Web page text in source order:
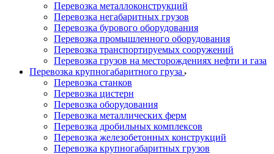
Перевозка металлоконструкций
Перевозка негабаритных грузов
Перевозка бурового оборудования
Перевозка промышленного оборудования
Перевозка транспортируемых сооружений
Перевозка грузов на месторождениях нефти и газа
Перевозка крупногабаритного груза
Перевозка станков
Перевозка цистерн
Перевозка оборудования
Перевозка металлических ферм
Перевозка дробильных комплексов
Перевозка железобетонных конструкций
Перевозка крупногабаритных грузов